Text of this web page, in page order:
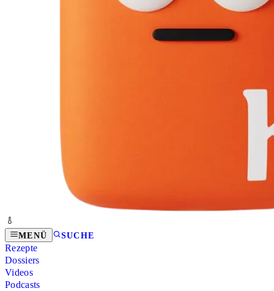
MENÜ SUCHE
Rezepte
Dossiers
Videos
Podcasts